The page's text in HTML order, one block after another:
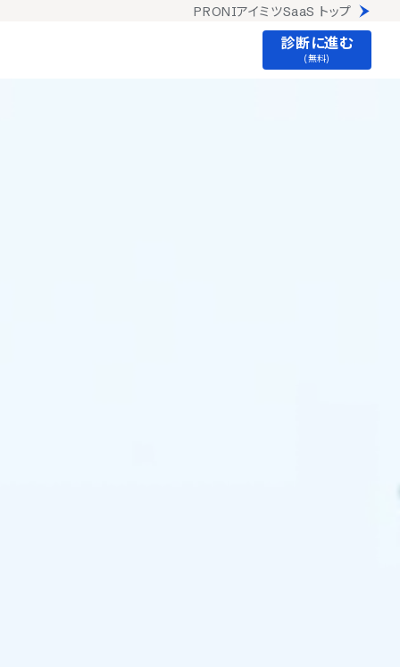
PRONIアイミツSaaS トップ
診断に進む
(無料)